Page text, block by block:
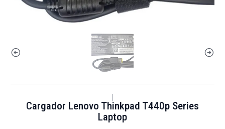
Cargador Lenovo Thinkpad T440p Series
Laptop